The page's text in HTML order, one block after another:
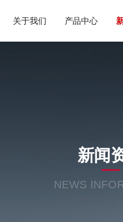
关于我们 产品中心
新闻
NEWS